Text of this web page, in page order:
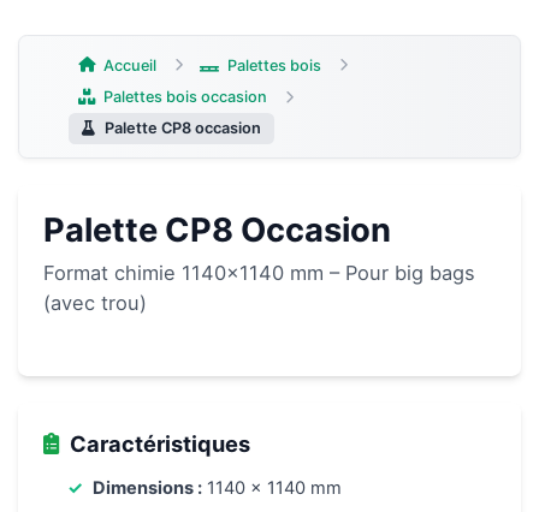
Accueil
Palettes bois
Palettes bois occasion
Palette CP8 occasion
Palette CP8 Occasion
Format chimie 1140×1140 mm – Pour big bags
(avec trou)
Caractéristiques
Dimensions :1140 x 1140 mm